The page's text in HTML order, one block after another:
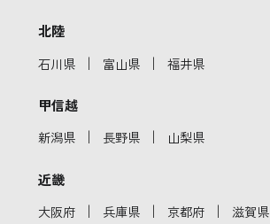
北陸
石川県 ｜ 富山県 ｜ 福井県
甲信越
新潟県 ｜ 長野県 ｜ 山梨県
近畿
大阪府 ｜ 兵庫県 ｜ 京都府 ｜ 滋賀県